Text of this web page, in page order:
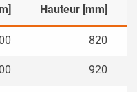
Hauteur [mm]
820
920